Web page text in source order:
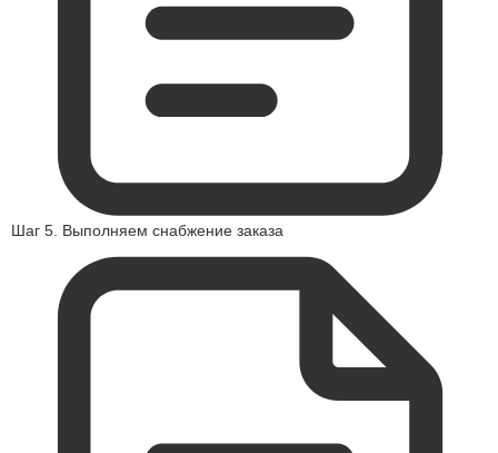
Шаг 5. Выполняем снабжение заказа